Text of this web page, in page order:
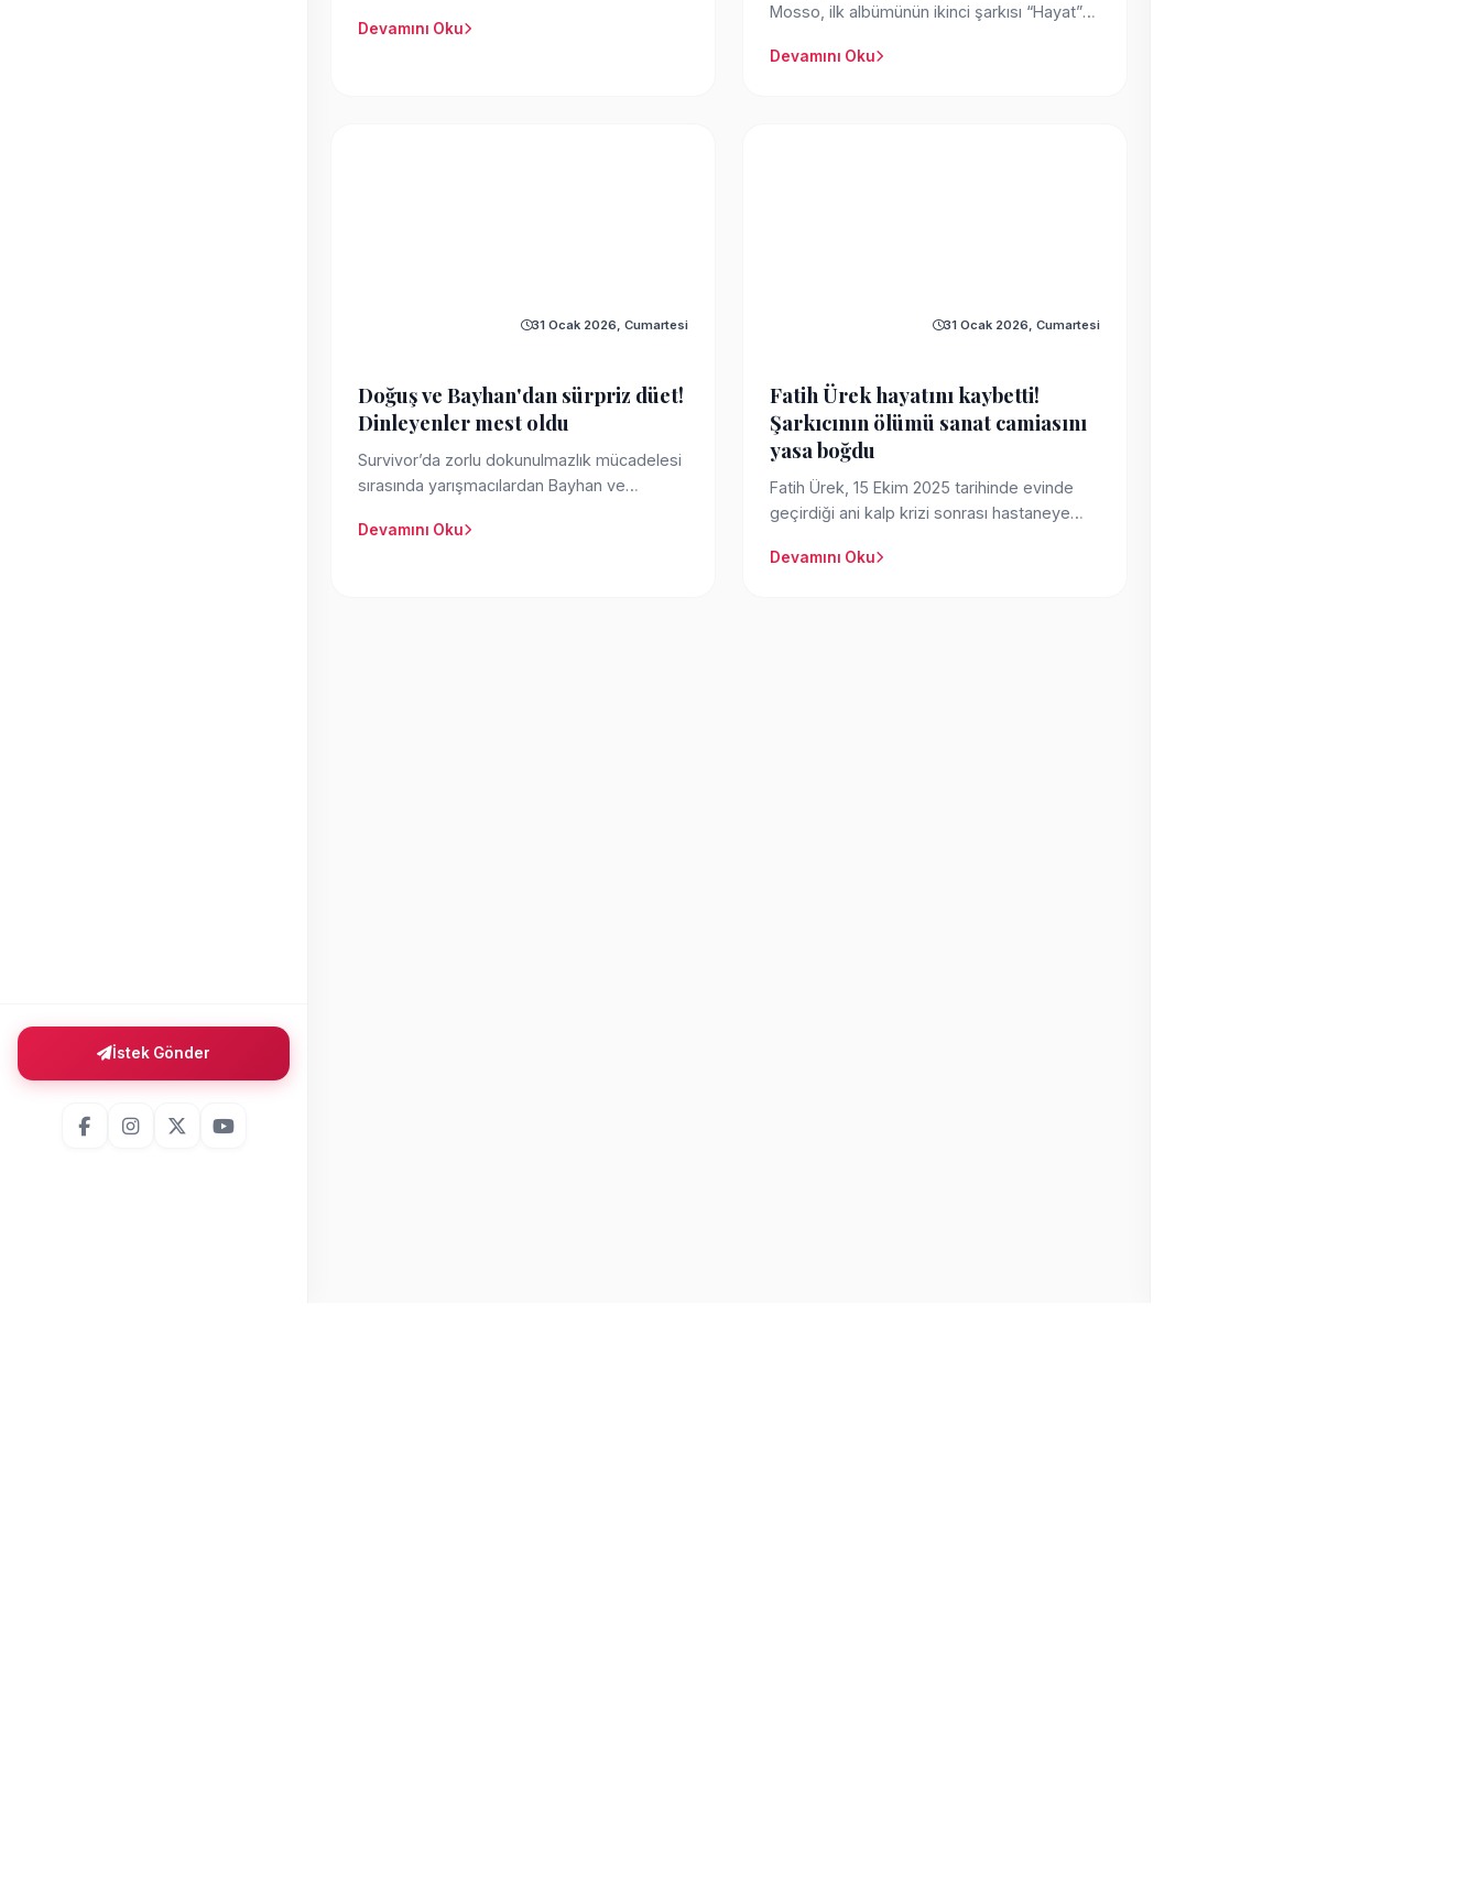
İstek Gönder
Devamını Oku
Mosso, ilk albümünün ikinci şarkısı “Hayat”
Devamını Oku
31 Ocak 2026, Cumartesi
Doğuş ve Bayhan'dan sürpriz düet!
Dinleyenler mest oldu
Survivor’da zorlu dokunulmazlık mücadelesi
sırasında yarışmacılardan Bayhan ve
Devamını Oku
31 Ocak 2026, Cumartesi
Fatih Ürek hayatını kaybetti!
Şarkıcının ölümü sanat camiasını
yasa boğdu
Fatih Ürek, 15 Ekim 2025 tarihinde evinde
geçirdiği ani kalp krizi sonrası hastaneye
Devamını Oku